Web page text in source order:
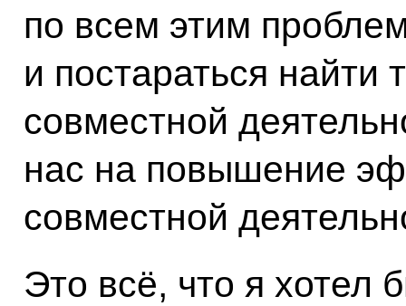
по всем этим
и постараться
совместной
нас на повышение
совместной
Это всё, что я хотел